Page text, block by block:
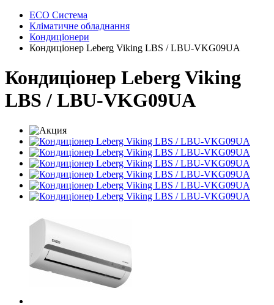
ECO Система
Кліматичне обладнання
Кондиціонери
Кондиціонер Leberg Viking LBS / LBU-VKG09UA
Кондиціонер Leberg Viking
LBS / LBU-VKG09UA